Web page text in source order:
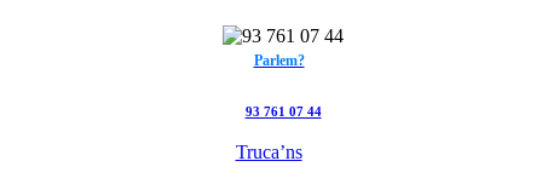
Parlem?
93 761 07 44
Truca’ns